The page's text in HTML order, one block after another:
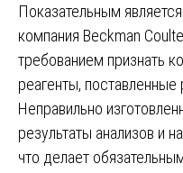
Показательным
компания Beckman
требованием признать
реагенты,
Неправильно
результаты анализов и
что делает